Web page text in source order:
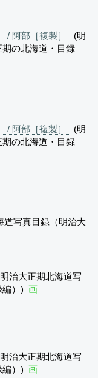
/ 阿部［複製］
(明
の北海道・目録
/ 阿部［複製］
(明
の北海道・目録
道写真目録（明治大
治大正期北海道写
）) 画
治大正期北海道写
）) 画